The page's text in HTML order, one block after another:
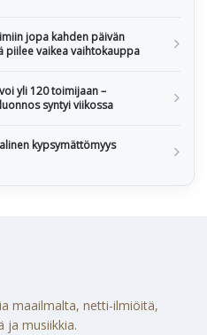
jopa kahden päivän
piilee vaikea vaihtokauppa
yli 120 toimijaan –
syntyi viikossa
kypsymättömyys
maailmalta, netti-ilmiöitä,
ja musiikkia.